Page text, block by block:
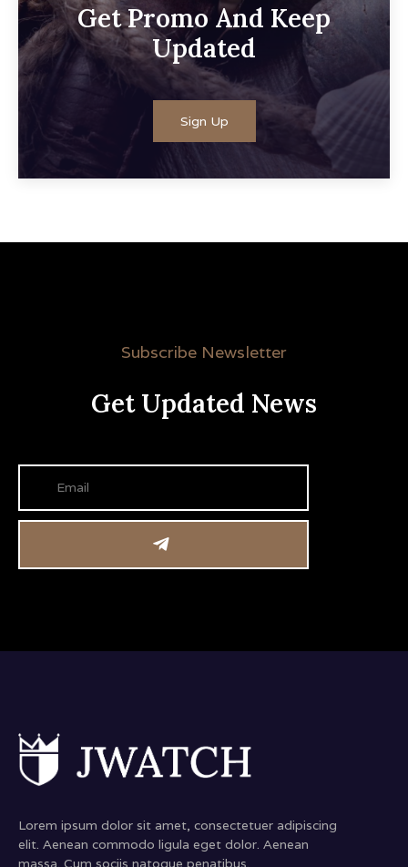
Get Promo And Keep
Updated
Sign Up
Subscribe Newsletter
Get Updated News
Lorem ipsum dolor sit amet, consectetuer adipiscing
elit. Aenean commodo ligula eget dolor. Aenean